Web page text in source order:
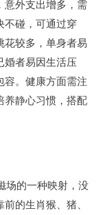
意外支出增多，需
不碰，可通过穿
花较多，单身者易
婚者易因生活压
容。健康方面需注
养静心习惯，搭配
场的一种映射，没
的生肖猴、猪、